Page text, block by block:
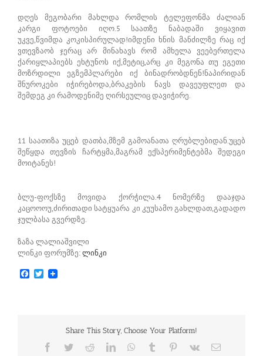
დღეს მეგობარი მახლდა რომლის ტელეფონმა ძალიან
კარგი ფოტოები იღო.5 საათზე ნაბადაში ვიყავით
უკვე,წვიმდა კოკისპირულად!იმდენი ხნის მანძილზე რაც იქ
ვთევზაობ ჯერაც არ მინახავს რომ ამხელა ვეებერთელა
ქარიყლაპიებს ეხტუნოს იქ,მეტიც,არც კი მეგონა თუ ეგეთი
მოზრდილი ეგზემპლარები იქ ბინადრობდნენ!ნაპირიდან
შნუროკები იჭირებოდა,ბრაკების ნავს დავეუფლეთ და
შემდეგ კი რამოდენიმე ღირსეულიც დავიჭირე.
11 საათიზა უცებ დათბა,მზემ გამოანათა ღრუბლებიდან.უცებ
შეწყდა თევზის ჩარტყმა,მაგრამ ექსპერიმენტებმა შედეგი
მოიტანეს!
ბლუ-ფოქსზე მოვიდა ქორჭილა.4 ნომერზე დააჯდა
კაცოოოუ,ძირითადი სატყუარა კი კუუსამო გახლდათ,გადადო
ჯულბასა გვერდზე.
ზაზა ლალიაშვილი
ლინკი ფორუმზე:ლინკი
Facebook
Twitter
Share This Story, Choose Your Platform!
Facebook
TwitterRedditLinkedInWhatsApp
Tumblr Pinterest
Vk Email